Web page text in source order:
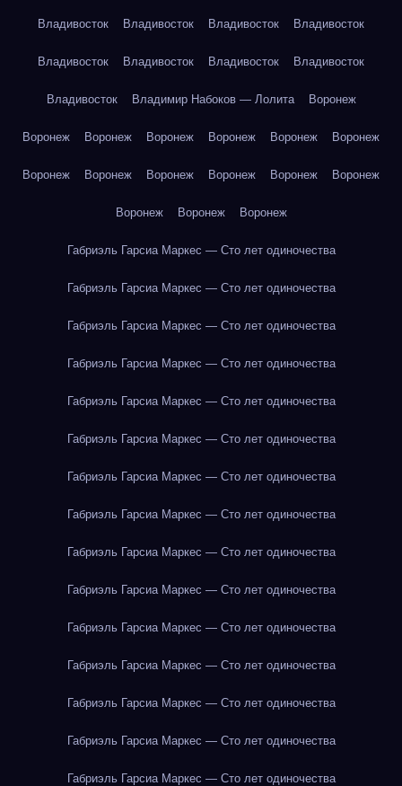
Владивосток Владивосток Владивосток Владивосток
Владивосток Владивосток Владивосток Владивосток
Владивосток Владимир Набоков — Лолита Воронеж
Воронеж Воронеж Воронеж Воронеж Воронеж Воронеж
Воронеж Воронеж Воронеж Воронеж Воронеж Воронеж
Воронеж Воронеж Воронеж
Габриэль Гарсиа Маркес — Сто лет одиночества
Габриэль Гарсиа Маркес — Сто лет одиночества
Габриэль Гарсиа Маркес — Сто лет одиночества
Габриэль Гарсиа Маркес — Сто лет одиночества
Габриэль Гарсиа Маркес — Сто лет одиночества
Габриэль Гарсиа Маркес — Сто лет одиночества
Габриэль Гарсиа Маркес — Сто лет одиночества
Габриэль Гарсиа Маркес — Сто лет одиночества
Габриэль Гарсиа Маркес — Сто лет одиночества
Габриэль Гарсиа Маркес — Сто лет одиночества
Габриэль Гарсиа Маркес — Сто лет одиночества
Габриэль Гарсиа Маркес — Сто лет одиночества
Габриэль Гарсиа Маркес — Сто лет одиночества
Габриэль Гарсиа Маркес — Сто лет одиночества
Габриэль Гарсиа Маркес — Сто лет одиночества